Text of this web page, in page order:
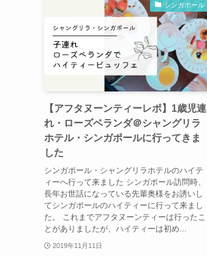
シンガポール
【アフタヌーンティーレポ】1歳児連
れ・ローズベランダ＠シャングリラ
ホテル・シンガポールに行ってきま
した
シンガポール・シャングリラホテルのハイテ
ィーへ行って来ました シンガポール訪問時、
長年お世話になっている先輩奥様をお誘いし
てシンガポールのハイティーに行って来まし
た。 これまでアフタヌーンティーは行ったこ
とがありましたが、ハイティーは初め...
2019年11月11日